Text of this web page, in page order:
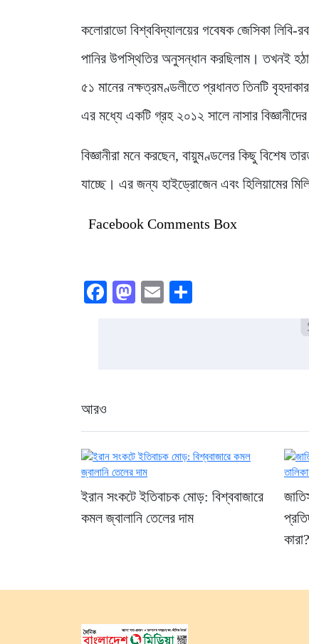
কলোরাডো বিশ্ববিদ্যালয়ের গবেষক জেসিকা
পানির উপস্থিতির অনুসন্ধান করছিলাম। তখনই
৫১ মানের নক্ষত্রমণ্ডলীতে প্রধানত তিনটি
এর মধ্যে একটি গ্রহ ২০১২ সালে নাসার
বিজ্ঞানীরা মনে করছেন, বায়ুমণ্ডলের কিছু বিশেষ
যাচ্ছে। এর জন্য হাইড্রোজেন এবং হিলিয়ামের
Facebook Comments Box
Facebook
Mastodon
Email
আরও
ইরান সংকটে ইতিবাচক মোড়: বিশ্ববাজারে
কমল জ্বালানি তেলের দাম
কারা?